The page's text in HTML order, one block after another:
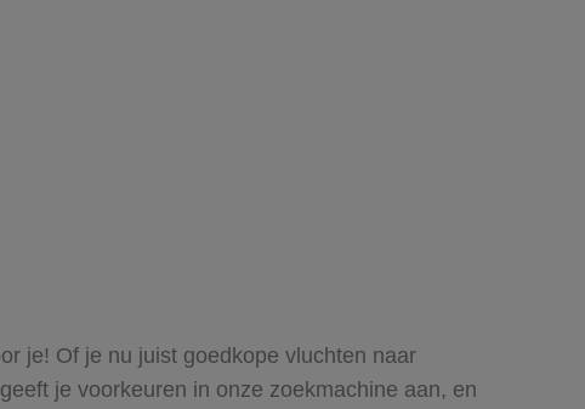
je! Of je nu juist goedkope vluchten naar
je voorkeuren in onze zoekmachine aan, en